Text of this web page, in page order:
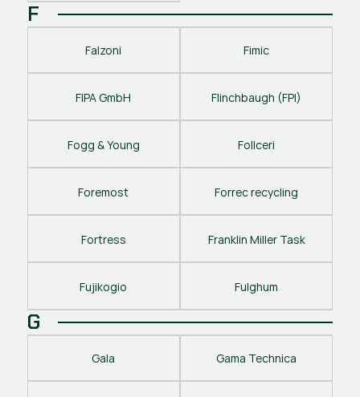
F
Falzoni Fimic
FIPA GmbH Flinchbaugh (FPI)
Fogg & Young Follceri
Foremost Forrec recycling
Fortress Franklin Miller Task
Fujikogio Fulghum
G
Gala Gama Technica